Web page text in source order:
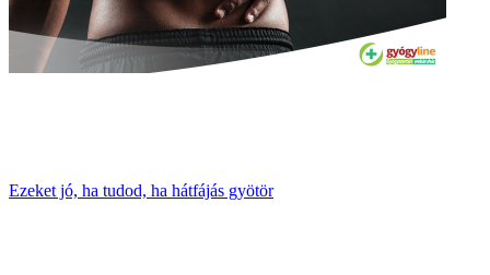
Ezeket jó, ha tudod, ha hátfájás gyötör